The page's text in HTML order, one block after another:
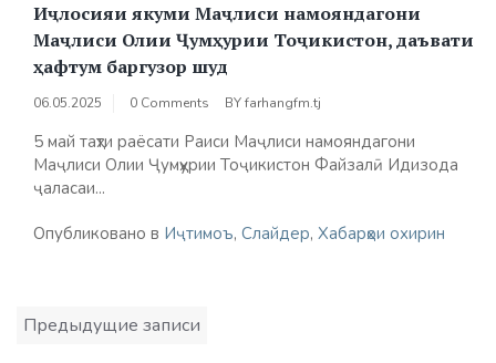
Иҷлосияи якуми Маҷлиси намояндагони
Маҷлиси Олии Ҷумҳурии Тоҷикистон, даъвати
ҳафтум баргузор шуд
06.05.2025 0 Comments BYfarhangfm.tj
5 май таҳти раёсати Раиси Маҷлиси намояндагони
Маҷлиси Олии Ҷумҳурии Тоҷикистон Файзалӣ Идизода
ҷаласаи...
Опубликовано в Иҷтимоъ, Слайдер, Хабарҳои охирин
Навигация
по
Предыдущие записи